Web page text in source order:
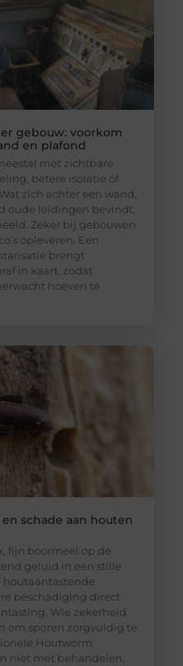
gebouw: voorkom
en plafond
met zichtbare
betere isolatie of
zich achter een wand,
oude leidingen bevindt,
Zeker bij gebouwen
opleveren. Een
brengt
in kaart, zodat
hoeven te
schade aan houten
fijn boormeel op de
geluid in een stille
beschadiging direct
Wie zekerheid
om sporen zorgvuldig te
Houtworm
niet met behandelen,